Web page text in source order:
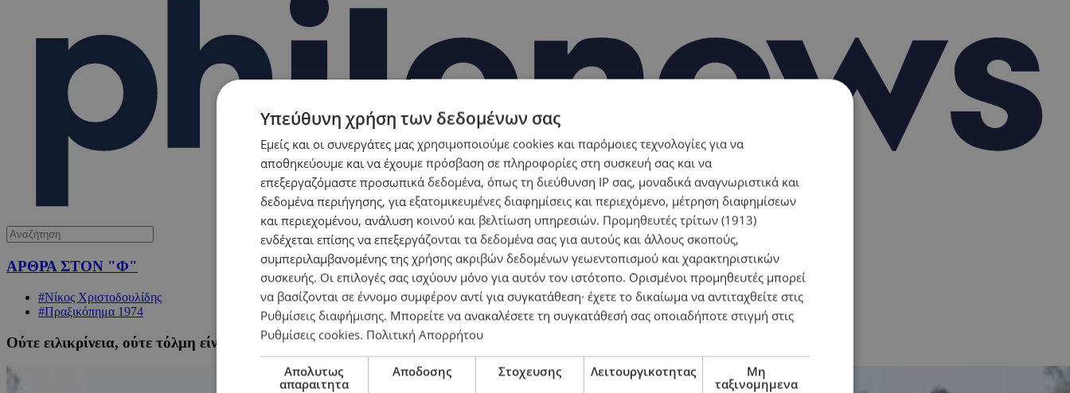
ΑΡΘΡΑ ΣΤΟΝ "Φ"
#Νίκος Χριστοδουλίδης
#Πραξικόπημα 1974
Ούτε ειλικρίνεια, ούτε τόλμη είναι Πρόεδρε Χριστοδουλίδη
Υπεύθυνη χρήση των δεδομένων σας
Εμείς και οι συνεργάτες μας χρησιμοποιούμε cookies και παρόμοιες τεχνολογίες για να
αποθηκεύουμε και να έχουμε πρόσβαση σε πληροφορίες στη συσκευή σας και να
επεξεργαζόμαστε προσωπικά δεδομένα, όπως τη διεύθυνση IP σας, μοναδικά αναγνωριστικά και
δεδομένα περιήγησης, για εξατομικευμένες διαφημίσεις και περιεχόμενο, μέτρηση διαφημίσεων
και περιεχομένου, ανάλυση κοινού και βελτίωση υπηρεσιών. Προμηθευτές τρίτων (1913)
ενδέχεται επίσης να επεξεργάζονται τα δεδομένα σας για αυτούς και άλλους σκοπούς,
συμπεριλαμβανομένης της χρήσης ακριβών δεδομένων γεωεντοπισμού και χαρακτηριστικών
συσκευής. Οι επιλογές σας ισχύουν μόνο για αυτόν τον ιστότοπο. Ορισμένοι προμηθευτές μπορεί
να βασίζονται σε έννομο συμφέρον αντί για συγκατάθεση· έχετε το δικαίωμα να αντιταχθείτε στις
Ρυθμίσεις διαφήμισης. Μπορείτε να ανακαλέσετε τη συγκατάθεσή σας οποιαδήποτε στιγμή στις
Ρυθμίσεις cookies. Πολιτική Απορρήτου
Απολυτως
απαραιτητα
Αποδοσης Στοχευσης Λειτουργικοτητας
Μη
ταξινομημενα